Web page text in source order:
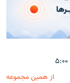
از همین مجموعه